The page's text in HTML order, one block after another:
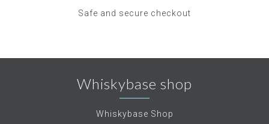
Safe and secure checkout
Whiskybase shop
Whiskybase Shop